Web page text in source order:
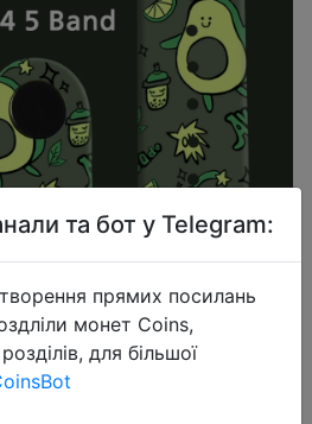
та бот у Telegram:
прямих посилань
монет Coins,
для більшої